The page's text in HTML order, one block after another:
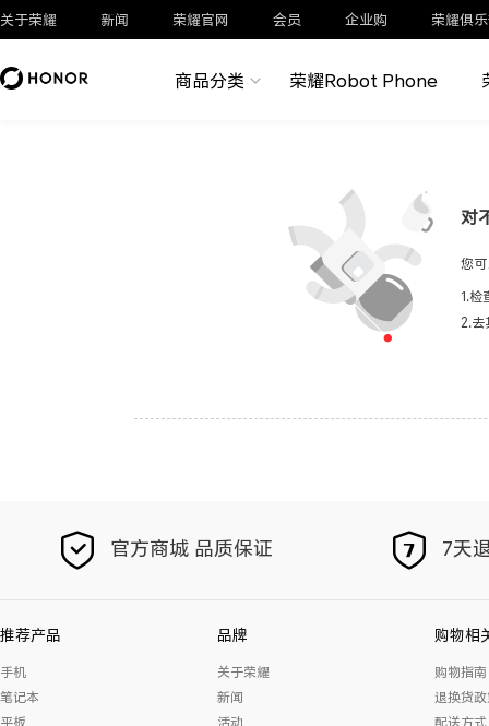
关于荣耀 新闻 荣耀官网 会员 企业购 荣耀俱
商品分类 荣耀Robot Phone
对
您
1.检
2.去
官方商城 品质保证 7天
推荐产品
手机
笔记本
平板
品牌
关于荣耀
新闻
活动
购物相
购物指南
退换货
配送方式